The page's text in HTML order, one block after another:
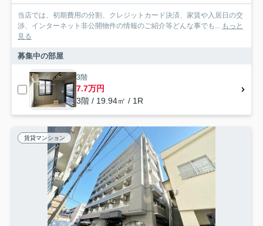
当店では、初期費用の分割、クレジットカード決済、家賃や入居日の交
渉、インターネット非公開物件の情報のご紹介等どんな事でも... もっと
見る
募集中の部屋
3階
7.7万円
3階 / 19.94㎡ / 1R
賃貸マンション